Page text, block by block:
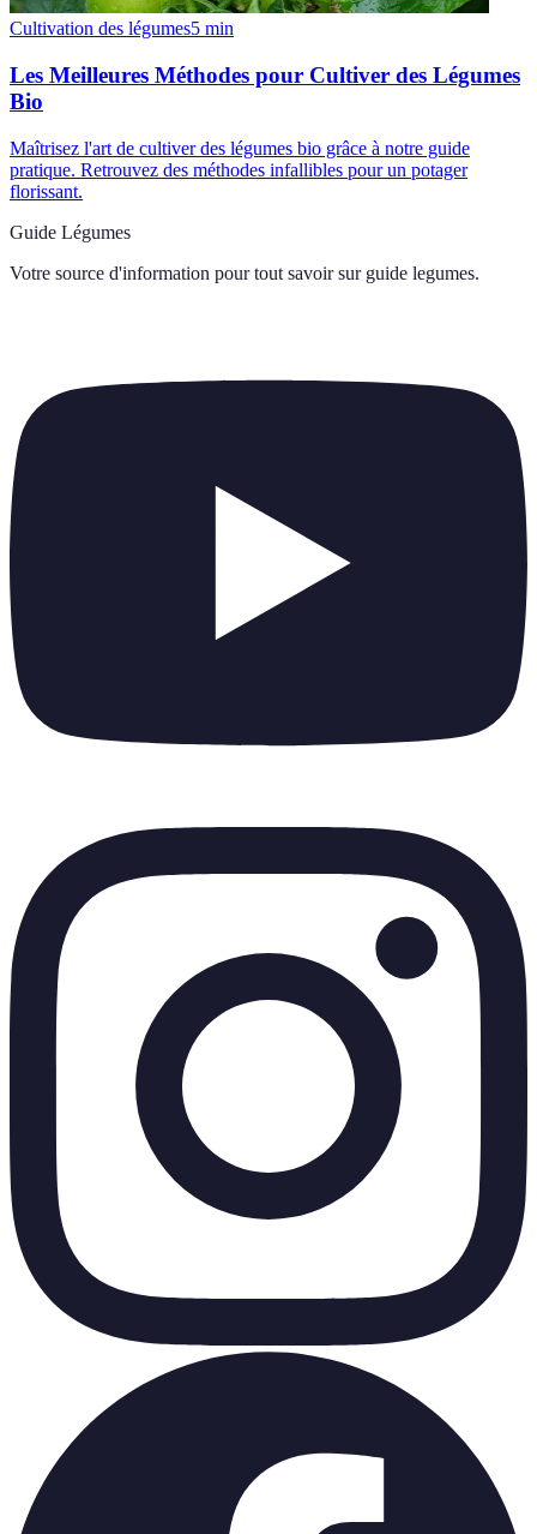
Cultivation des légumes5 min
Les Meilleures Méthodes pour Cultiver des Légumes
Bio
Maîtrisez l'art de cultiver des légumes bio grâce à notre guide
pratique. Retrouvez des méthodes infallibles pour un potager
florissant.
Guide Légumes
Votre source d'information pour tout savoir sur guide legumes.